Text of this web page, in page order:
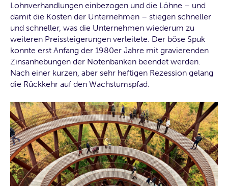
Lohnverhandlungen einbezogen und die Löhne – und
damit die Kosten der Unternehmen – stiegen schneller
und schneller, was die Unternehmen wiederum zu
weiteren Preissteigerungen verleitete. Der böse Spuk
konnte erst Anfang der 1980er Jahre mit gravierenden
Zinsanhebungen der Notenbanken beendet werden.
Nach einer kurzen, aber sehr heftigen Rezession gelang
die Rückkehr auf den Wachstumspfad.